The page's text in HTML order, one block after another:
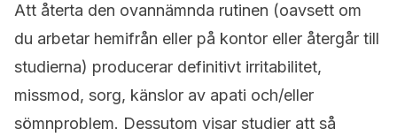
Att återta den ovannämnda rutinen (oavsett om
du arbetar hemifrån eller på kontor eller återgår till
studierna) producerar definitivt irritabilitet,
missmod, sorg, känslor av apati och/eller
sömnproblem. Dessutom visar studier att så